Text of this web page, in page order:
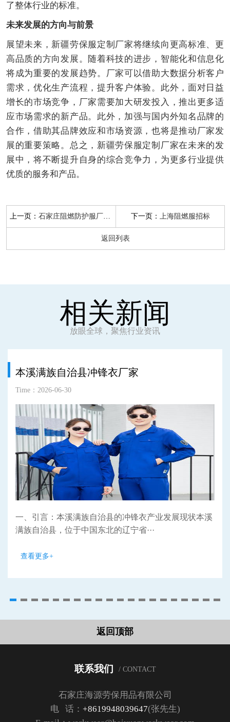
了整体行业的标准。
未来发展的方向与前景
展望未来，新疆劳保服定制厂家将继续向更高标准、更
高品质的方向发展。随着科技的进步，智能化和信息化
将成为重要的发展趋势。厂家可以借助大数据分析客户
需求，优化生产流程，提升客户体验。此外，面对日益
增长的市场竞争，厂家需要加大研发投入，推出更多适
应市场需求的新产品。此外，加强与国内外知名品牌的
合作，借助其品牌效应和市场资源，也将是推动厂家发
展的重要策略。总之，新疆劳保服定制厂家在未来的发
展中，将不断提升自身的综合竞争力，为更多行业提供
优质的服务和产品。
上一页：石家庄阻燃防护服厂家电话 下一页： 上海阻燃服招标
返回列表
相关新闻
放眼全球，聚焦行业资讯
本溪满族自治县冲锋衣厂家
Time：2026-06-30
一、引言：本溪满族自治县的冲锋衣产业发展现状本溪
满族自治县，位于中国东北的辽宁省···
查看更多+
返回顶部
联系我们 / CONTACT
石家庄海源劳保用品有限公司
电 话： +8619948039647(张先生)